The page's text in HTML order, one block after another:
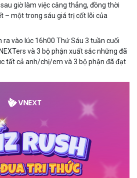
giờ làm việc căng thẳng, đồng thời
– một trong sáu giá trị cốt lõi của
ra vào lúc 16h00 Thứ Sáu 3 tuần cuối
và 3 bộ phận xuất sắc những đã
tất cả anh/chị/em và 3 bộ phận đã đạt